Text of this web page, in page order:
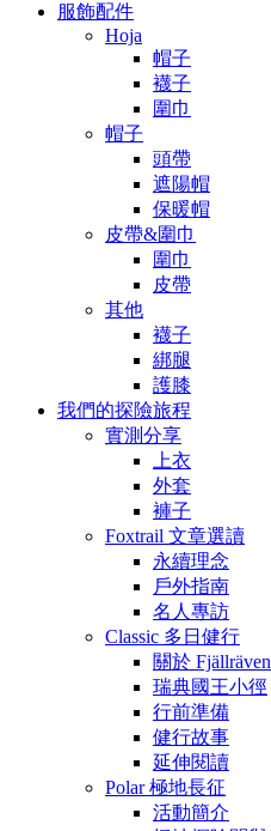
服飾配件
Hoja
帽子
襪子
圍巾
帽子
頭帶
遮陽帽
保暖帽
皮帶&圍巾
圍巾
皮帶
其他
襪子
綁腿
護膝
我們的探險旅程
實測分享
上衣
外套
褲子
Foxtrail 文章選讀
永續理念
戶外指南
名人專訪
Classic 多日健行
關於
瑞典國王小徑
行前準備
健行故事
延伸閱讀
Polar 極地長征
活動簡介